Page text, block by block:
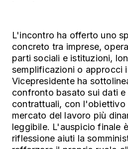
L'incontro ha offerto uno
concreto tra imprese,
parti sociali e istituzioni,
semplificazioni o approcci
Vicepresidente ha
confronto basato sui dati e
contrattuali, con l'obiettivo
mercato del lavoro più
leggibile. L'auspicio finale
riflessione aiuti la